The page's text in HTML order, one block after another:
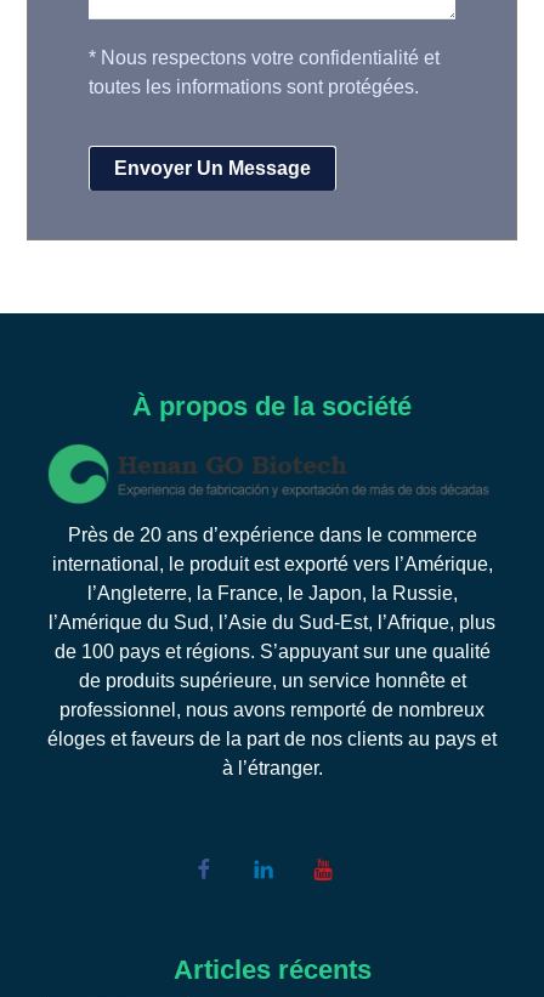
* Nous respectons votre confidentialité et
toutes les informations sont protégées.
À propos de la société
Près de 20 ans d’expérience dans le commerce
international, le produit est exporté vers l’Amérique,
l’Angleterre, la France, le Japon, la Russie,
l’Amérique du Sud, l’Asie du Sud-Est, l’Afrique, plus
de 100 pays et régions. S’appuyant sur une qualité
de produits supérieure, un service honnête et
professionnel, nous avons remporté de nombreux
éloges et faveurs de la part de nos clients au pays et
à l’étranger.
Articles récents